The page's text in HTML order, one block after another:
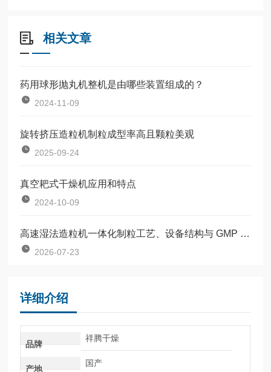
相关文章
药用球形抛丸机整机是由哪些装置组成的？
2024-11-09
旋转挤压造粒机制粒成型率高且颗粒美观
2025-09-24
真空耙式干燥机应用和特点
2024-10-09
高速湿法造粒机一体化制粒工艺、设备结构与 GMP 合规生产规范
2026-07-23
详细介绍
品牌
祥腾干燥
产地
国产